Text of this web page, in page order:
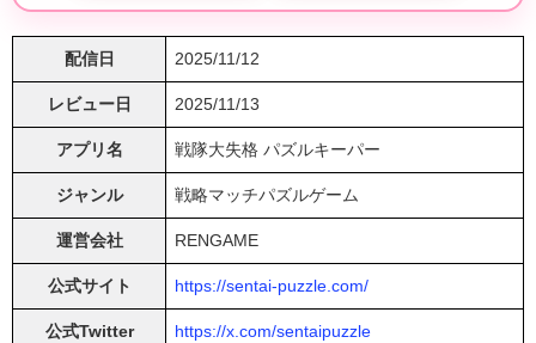
配信日 2025/11/12
レビュー日 2025/11/13
アプリ名 戦隊大失格 パズルキーパー
ジャンル 戦略マッチパズルゲーム
運営会社 RENGAME
公式サイト https://sentai-puzzle.com/
公式Twitter https://x.com/sentaipuzzle